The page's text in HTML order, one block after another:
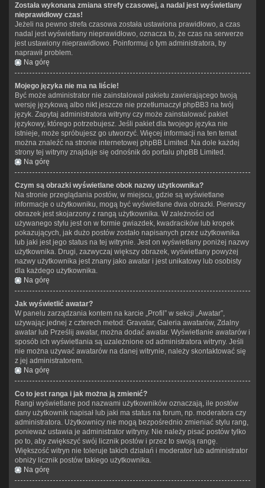
Została wykonana zmiana strefy czasowej, a nadal jest wyświetlany
nieprawidłowy czas!
Jeżeli na pewno strefa czasowa została ustawiona prawidłowo, a czas
nadal jest wyświetlany nieprawidłowo, oznacza to, że czas na serwerze
jest ustawiony nieprawidłowo. Poinformuj o tym administratora, by
naprawił problem.
Na górę
Mojego języka nie ma na liście!
Być może administrator nie zainstalował pakietu zawierającego twoją
wersję językową albo nikt jeszcze nie przetłumaczył phpBB3 na twój
język. Zapytaj administratora witryny czy może zainstalować pakiet
językowy, którego potrzebujesz. Jeśli pakiet dla twojego języka nie
istnieje, może spróbujesz go utworzyć. Więcej informacji na ten temat
można znaleźć na stronie internetowej phpBB Limited. Na dole każdej
strony tej witryny znajduje się odnośnik do portalu phpBB Limited.
Na górę
Czym są obrazki wyświetlane obok nazwy użytkownika?
Na stronie przeglądania postów, w miejscu, gdzie są wyświetlane
informacje o użytkowniku, mogą być wyświetlane dwa obrazki. Pierwszy
obrazek jest skojarzony z rangą użytkownika. W zależności od
używanego stylu jest on w formie gwiazdek, kwadracików lub kropek
pokazujących, jak dużo postów zostało napisanych przez użytkownika
lub jaki jest jego status na tej witrynie. Jest on wyświetlany poniżej nazwy
użytkownika. Drugi, zazwyczaj większy obrazek, wyświetlany powyżej
nazwy użytkownika jest znany jako awatar i jest unikatowy lub osobisty
dla każdego użytkownika.
Na górę
Jak wyświetlić awatar?
W panelu zarządzania kontem na karcie „Profil” w sekcji „Awatar”,
używając jednej z czterech metod: Gravatar, Galeria awatarów, Zdalny
awatar lub Prześlij awatar, można dodać awatar. Wyświetlanie awatarów i
sposób ich wyświetlania są uzależnione od administratora witryny. Jeśli
nie można używać awatarów na danej witrynie, należy skontaktować się
z jej administratorem.
Na górę
Co to jest ranga i jak można ją zmienić?
Rangi wyświetlane pod nazwami użytkowników oznaczają, ile postów
dany użytkownik napisał lub jaki ma status na forum, np. moderatora czy
administratora. Użytkownicy nie mogą bezpośrednio zmieniać stylu rang,
ponieważ ustawia je administrator witryny. Nie należy pisać postów tylko
po to, aby zwiększyć swój licznik postów i przez to swoją rangę.
Większość witryn nie toleruje takich działań i moderator lub administrator
obniży licznik postów takiego użytkownika.
Na górę